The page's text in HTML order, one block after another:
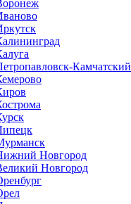
Камчатский
Новгород
Новгород